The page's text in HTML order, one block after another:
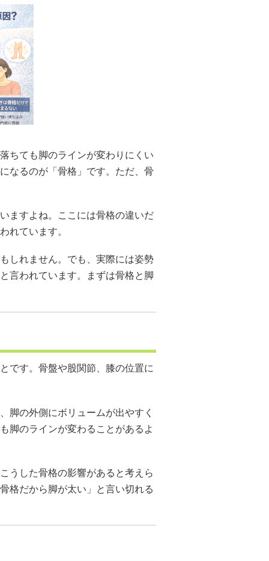
ちても脚のラインが変わりにくい
なるのが「骨格」です。ただ、骨
ますよね。ここには骨格の違いだ
れています。
しれません。でも、実際には姿勢
言われています。まずは骨格と脚
です。骨盤や股関節、膝の位置に
脚の外側にボリュームが出やすく
脚のラインが変わることがあるよ
うした骨格の影響があると考えら
格だから脚が太い」と言い切れる